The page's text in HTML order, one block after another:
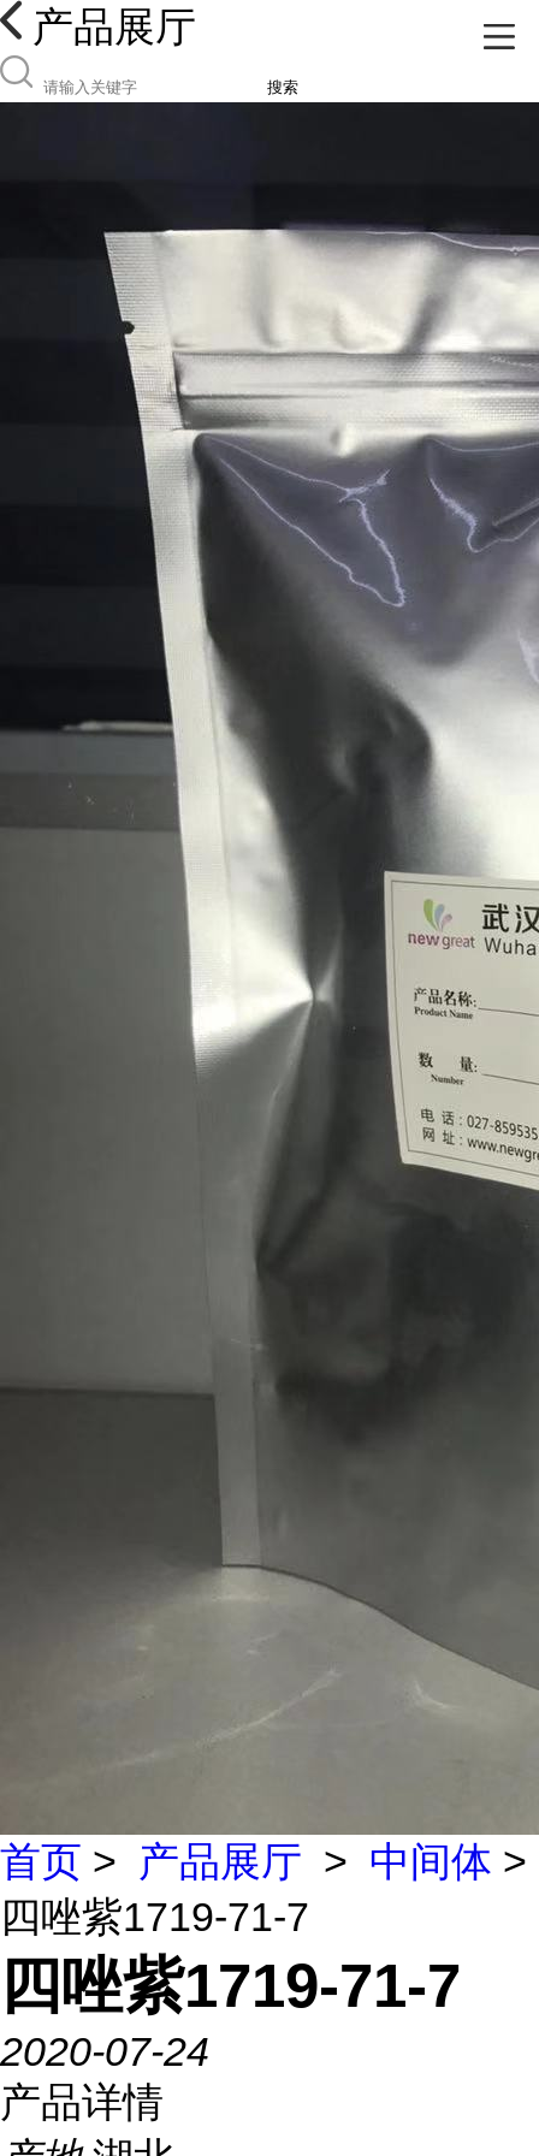
产品展厅
搜索
首页 > 产品展厅 > 中间体 >
四唑紫1719-71-7
四唑紫1719-71-7
2020-07-24
产品详情